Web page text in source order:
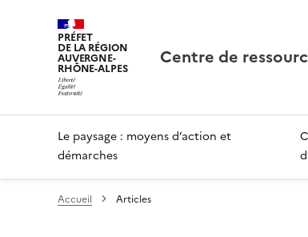
PRÉFET
DE LA RÉGION
AUVERGNE-
RHÔNE-ALPES Centre de
Le paysage : moyens d’action et
démarches
Accueil Articles